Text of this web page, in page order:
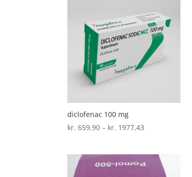
diclofenac 100 mg
kr. 659,90 – kr. 1977,43
kr. 1977,43